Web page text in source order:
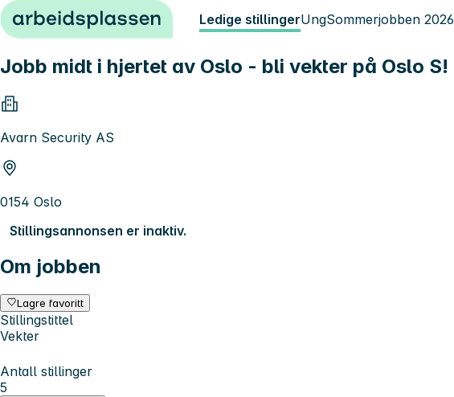
Hopp til innhold Ledige stillingerUngSommerjobben 2026
Jobb midt i hjertet av Oslo - bli vekter på Oslo S!
Avarn Security AS
0154 Oslo
Stillingsannonsen er inaktiv.
Om jobben
Lagre favoritt
Stillingstittel
Vekter
Antall stillinger
5